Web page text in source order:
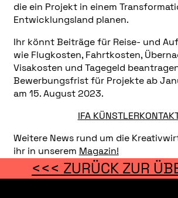
die ein Projekt in einem
Entwicklungsland planen.
Ihr könnt Beiträge für Reise- und
wie Flugkosten, Fahrtkosten,
Visakosten und Tagegeld
Bewerbungsfrist für Projekte ab
am 15. August 2023.
IFA
Weitere News rund um die
ihr in unserem Magazin!
<<< ZURÜCK ZUR